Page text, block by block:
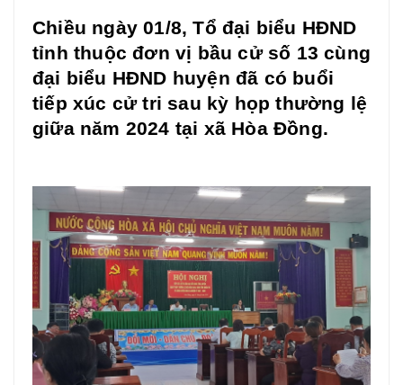
Chiều ngày 01/8, Tổ đại biểu HĐND
tỉnh thuộc đơn vị bầu cử số 13 cùng
đại biểu HĐND huyện đã có buổi
tiếp xúc cử tri sau kỳ họp thường lệ
giữa năm 2024 tại xã Hòa Đồng.